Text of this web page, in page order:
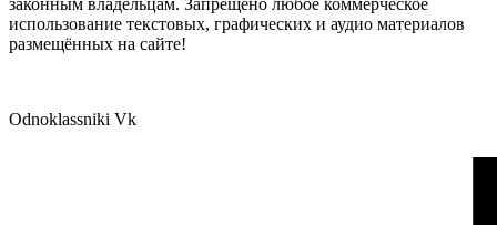
использование текстовых, графических и аудио материалов
размещённых на сайте!
Odnoklassniki Vk